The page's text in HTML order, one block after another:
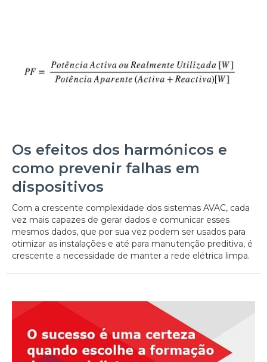
Os efeitos dos harmónicos e
como prevenir falhas em
dispositivos
Com a crescente complexidade dos sistemas AVAC, cada
vez mais capazes de gerar dados e comunicar esses
mesmos dados, que por sua vez podem ser usados para
otimizar as instalações e até para manutenção preditiva, é
crescente a necessidade de manter a rede elétrica limpa.